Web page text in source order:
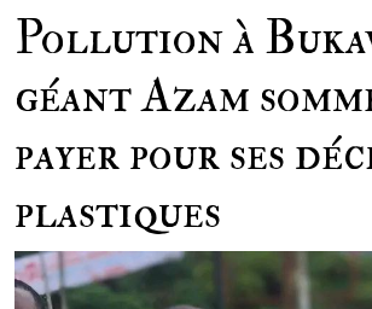
Pollution à
géant Azam
payer pour ses
plastiques